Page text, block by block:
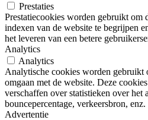
Prestaties
Prestatiecookies worden gebruikt om
indexen van de website te begrijpen
het leveren van een betere
Analytics
Analytics
Analytische cookies worden gebruikt
omgaan met de website. Deze
verschaffen over statistieken over het
bouncepercentage, verkeersbron, enz.
Advertentie